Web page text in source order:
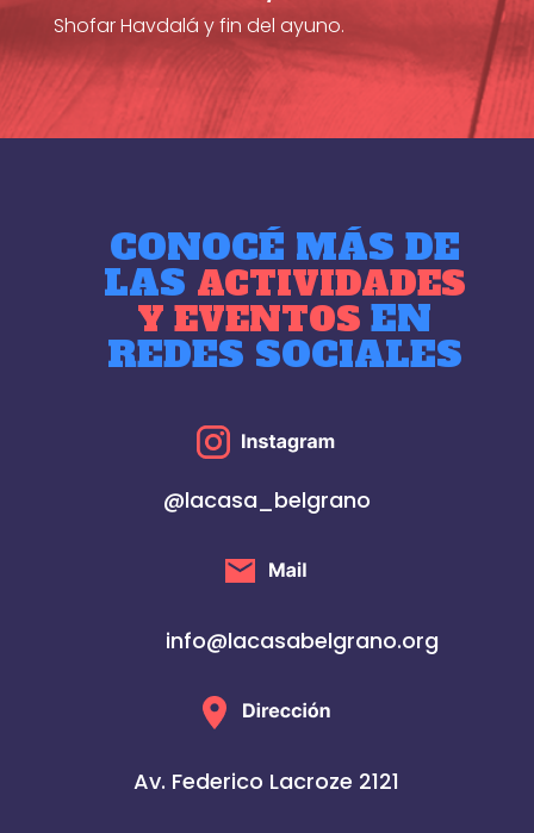
Shofar Havdalá y fin del ayuno.
CONOCÉ MÁS DE
LAS ACTIVIDADES
Y EVENTOSEN
REDES SOCIALES
@lacasa_belgrano
info@lacasabelgrano.org
Av. Federico Lacroze 2121